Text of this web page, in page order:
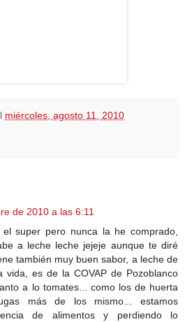
miércoles, agosto 11, 2010
de 2010 a las 6:11
super pero nunca la he comprado,
a leche leche jejeje aunque te diré
también muy buen sabor, a leche de
vida, es de la COVAP de Pozoblanco
a lo tomates... como los de huerta
más de los mismo... estamos
de alimentos y perdiendo lo